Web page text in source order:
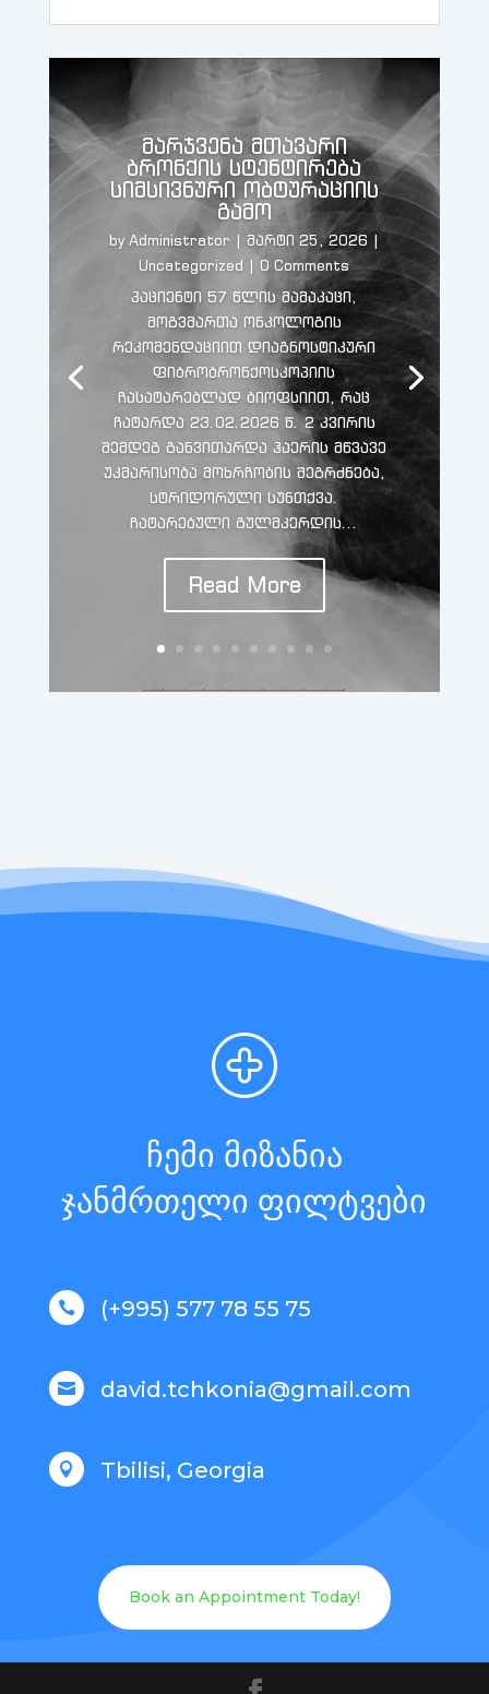
მარჯვენა მთავარი
ბრონქის სტენტირება
სიმსივნური ობტურაციის
გამო
by Administrator | მარტი 25, 2026 |
Uncategorized | 0 Comments
პაციენტი 57 წლის მამაკაცი,
მოგვმართა ონკოლოგის
რეკომენდაციით დიაგნოსტიკური
ფიბრობრონქოსკოპიის
ჩასატარებლად ბიოფსიით, რაც
ჩატარდა 23.02.2026 წ. 2 კვირის
შემდეგ განვითარდა ჰაერის მწვავე
უკმარისობა მოხრჩობის შეგრძნება,
სტრიდორული სუნთქვა.
ჩატარებული გულმკერდის...
Read More
ჩემი მიზანია
ჯანმრთელი ფილტვები
 (+995) 577 78 55 75
 david.tchkonia@gmail.com
 Tbilisi, Georgia
Book an Appointment Today!